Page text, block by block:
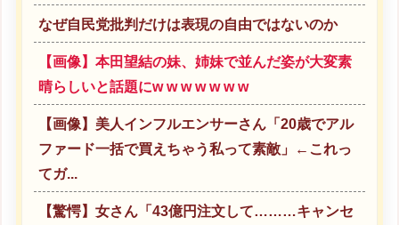
なぜ自民党批判だけは表現の自由ではないのか
【画像】本田望結の妹、姉妹で並んだ姿が大変素
晴らしいと話題にw w w w w w w
【画像】美人インフルエンサーさん「20歳でアル
ファード一括で買えちゃう私って素敵」←これっ
てガ...
【驚愕】女さん「43億円注文して………キャンセ